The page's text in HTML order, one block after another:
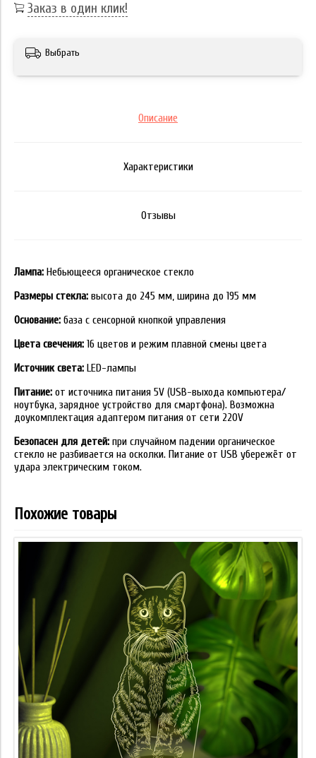
Заказ в один клик!
Выбрать
Описание
Характеристики
Отзывы
Лампа: Небьющееся органическое стекло
Размеры стекла: высота до 245 мм, ширина до 195 мм
Основание: база с сенсорной кнопкой управления
Цвета свечения: 16 цветов и режим плавной смены цвета
Источник света: LED-лампы
Питание: от источника питания 5V (USB-выхода компьютера/
ноутбука, зарядное устройство для смартфона). Возможна
доукомплектация адаптером питания от сети 220V
Безопасен для детей: при случайном падении органическое
стекло не разбивается на осколки. Питание от USB убережёт от
удара электрическим током.
Похожие товары